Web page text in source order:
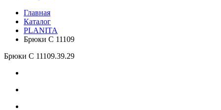
Главная
Каталог
PLANITA
Брюки С 11109
Брюки С 11109.39.29